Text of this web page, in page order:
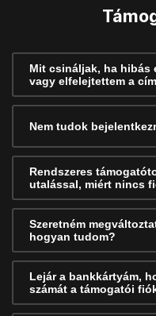
Mit csináljak, ha hibás
vagy elfelejtettem a
Nem tudok
Rendszeres
utalással, miért nincs
Szeretném
hogyan tudom?
Lejár a bankkártyám,
számát a támogatói